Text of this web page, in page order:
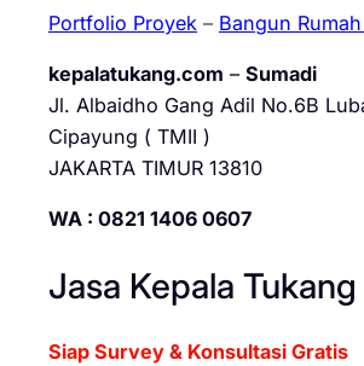
Portfolio Proyek – Bangun
kepalatukang.com – Sumadi
Jl. Albaidho Gang Adil No.6B
Cipayung ( TMII )
JAKARTA TIMUR 13810
WA : 0821 1406 0607
Jasa Kepala Tukang
Siap Survey & Konsultasi Gratis